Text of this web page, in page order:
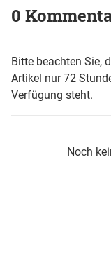
0
Bitte beachten Sie,
Artikel nur 72
Verfügung steht.
Noch